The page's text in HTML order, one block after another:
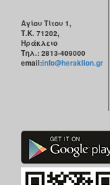
Αγίου Τίτου 1,
Τ.Κ. 71202,
Ηράκλειο
Τηλ.: 2813-409000
email:info@heraklion.gr